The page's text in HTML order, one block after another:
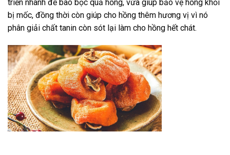
triển nhanh để bao bọc quả hồng, vừa giúp bảo vệ hồng khỏi
bị mốc, đồng thời còn giúp cho hồng thêm hương vị vì nó
phân giải chất tanin còn sót lại làm cho hồng hết chát.